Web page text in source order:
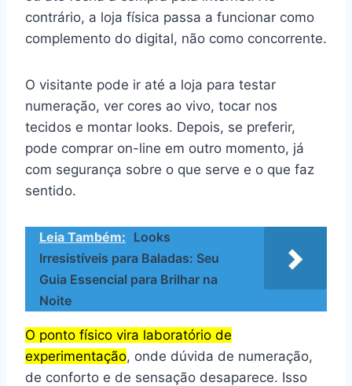
contrário, a loja física passa a funcionar como
complemento do digital, não como concorrente.
O visitante pode ir até a loja para testar
numeração, ver cores ao vivo, tocar nos
tecidos e montar looks. Depois, se preferir,
pode comprar on-line em outro momento, já
com segurança sobre o que serve e o que faz
sentido.
Leia Também: Looks
Irresistíveis para Baladas: Seu
Guia Essencial para Brilhar na
Noite
O ponto físico vira laboratório de
experimentação, onde dúvida de numeração,
de conforto e de sensação desaparece. Isso